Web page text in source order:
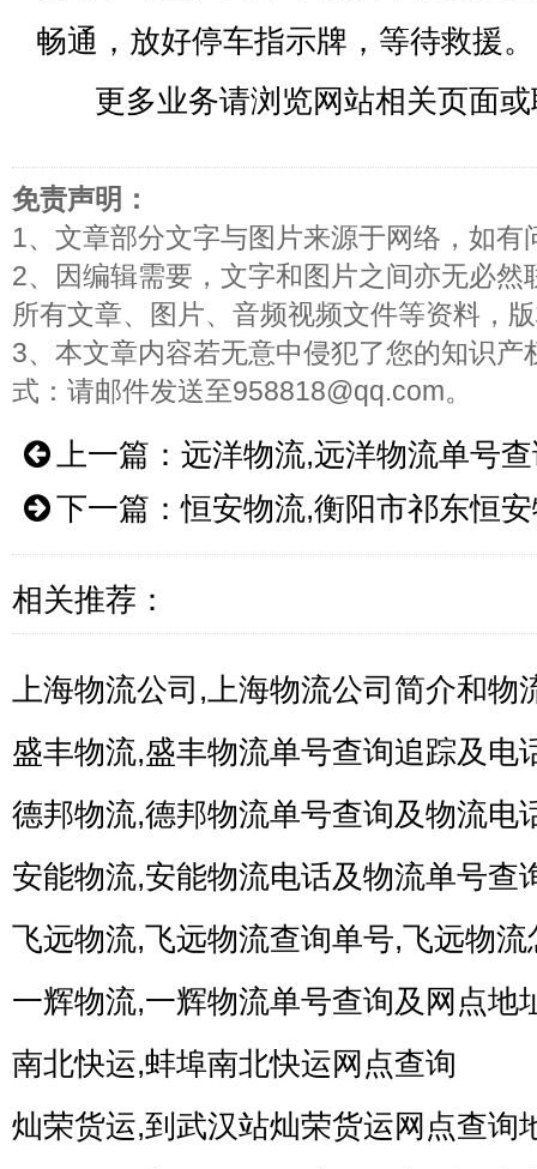
畅通，放好停车指示牌，等待救援。
更多业务请浏览网站相关页
免责声明：
1、文章部分文字与图片来源于网络，如有
2、因编辑需要，文字和图片之间亦无必
所有文章、图片、音频视频文件等资料，
3、本文章内容若无意中侵犯了您的知识
式：请邮件发送至958818@qq.com。
上一篇： 远洋物流,远洋物流单号
下一篇：恒安物流,衡阳市祁东恒
相关推荐：
上海物流公司,上海物流公司简介和物
盛丰物流,盛丰物流单号查询追踪及电
德邦物流,德邦物流单号查询及物流电
安能物流,安能物流电话及物流单号查
飞远物流,飞远物流查询单号,飞远物流
一辉物流,一辉物流单号查询及网点地
南北快运,蚌埠南北快运网点查询
灿荣货运,到武汉站灿荣货运网点查询